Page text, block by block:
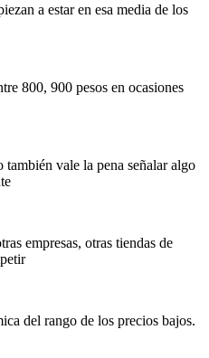
a estar en esa media de los
800, 900 pesos en ocasiones
también vale la pena señalar algo
empresas, otras tiendas de
del rango de los precios bajos.